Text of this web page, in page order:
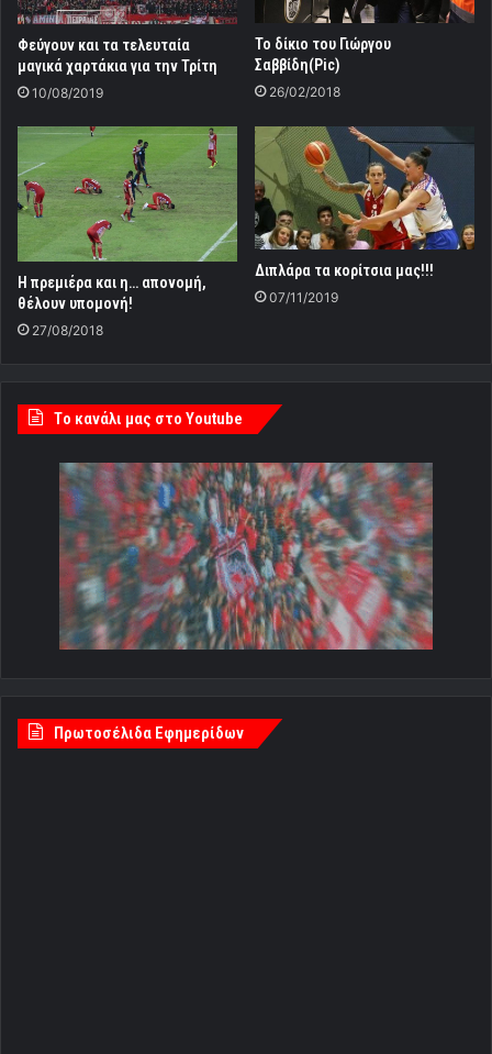
Φεύγουν και τα τελευταία
μαγικά χαρτάκια για την Τρίτη
10/08/2019
Το δίκιο του Γιώργου
Σαββίδη(Pic)
26/02/2018
Η πρεμιέρα και η… απονομή,
θέλουν υπομονή!
27/08/2018
Διπλάρα τα κορίτσια μας!!!
07/11/2019
Tο κανάλι μας στο Youtube
Πρωτοσέλιδα Εφημερίδων